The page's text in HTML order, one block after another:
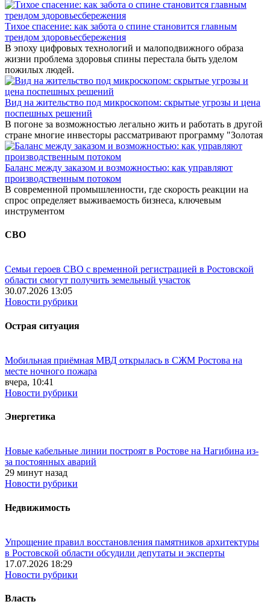
Тихое спасение: как забота о спине становится главным
трендом здоровьесбережения
В эпоху цифровых технологий и малоподвижного образа
жизни проблема здоровья спины перестала быть уделом
пожилых людей.
Вид на жительство под микроскопом: скрытые угрозы и цена
поспешных решений
В погоне за возможностью легально жить и работать в другой
стране многие инвесторы рассматривают программу "Золотая
Баланс между заказом и возможностью: как управляют
производственным потоком
В современной промышленности, где скорость реакции на
спрос определяет выживаемость бизнеса, ключевым
инструментом
СВО
Семьи героев СВО с временной регистрацией в Ростовской
области смогут получить земельный участок
30.07.2026 13:05
Новости рубрики
Острая ситуация
Мобильная приёмная МВД открылась в СЖМ Ростова на
месте ночного пожара
вчера, 10:41
Новости рубрики
Энергетика
Новые кабельные линии построят в Ростове на Нагибина из-
за постоянных аварий
29 минут назад
Новости рубрики
Недвижимость
Упрощение правил восстановления памятников архитектуры
в Ростовской области обсудили депутаты и эксперты
17.07.2026 18:29
Новости рубрики
Власть